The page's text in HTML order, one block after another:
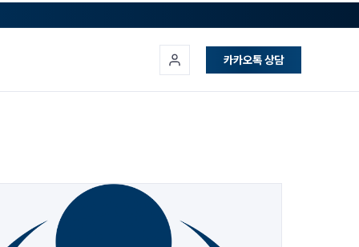
카카오톡 상담